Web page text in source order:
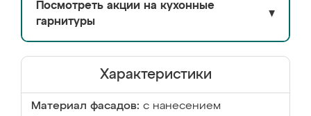
Посмотреть акции на кухонные
гарнитуры
▼
Характеристики
Материал фасадов: с нанесением